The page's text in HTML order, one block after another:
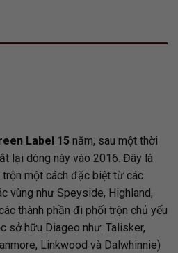
Label 15 năm, sau một thời
lại dòng này vào 2016. Đây là
một cách đặc biệt từ các
vùng như Speyside, Highland,
thành phần đi phối trộn chủ yếu
sở hữu Diageo như: Talisker,
Linkwood và Dalwhinnie)